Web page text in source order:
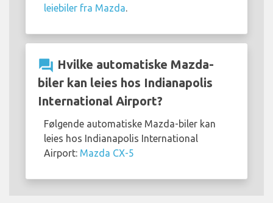
leiebiler fra Mazda.
question_answer Hvilke automatiske Mazda-
biler kan leies hos Indianapolis
International Airport?
Følgende automatiske Mazda-biler kan
leies hos Indianapolis International
Airport: Mazda CX-5